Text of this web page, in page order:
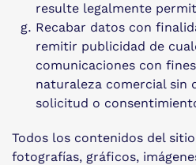
resulte legalmente
Recabar datos con
remitir publicidad de
comunicaciones con
naturaleza comercial sin
solicitud o
Todos los contenidos del
fotografías, gráficos,